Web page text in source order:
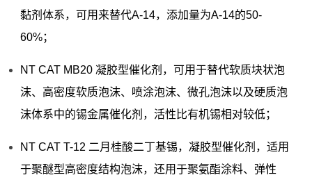
黏剂体系，可用来替代A-14，添加量为A-14的50-
60%；
NT CAT MB20 凝胶型催化剂，可用于替代软质块状泡
沫、高密度软质泡沫、喷涂泡沫、微孔泡沫以及硬质泡
沫体系中的锡金属催化剂，活性比有机锡相对较低；
NT CAT T-12 二月桂酸二丁基锡，凝胶型催化剂，适用
于聚醚型高密度结构泡沫，还用于聚氨酯涂料、弹性